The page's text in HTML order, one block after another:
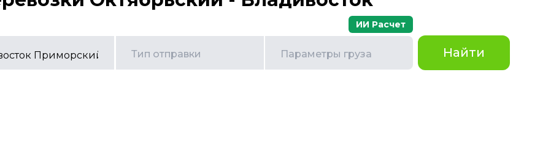
Тип отправки Параметры груза
ИИ Расчет
Найти